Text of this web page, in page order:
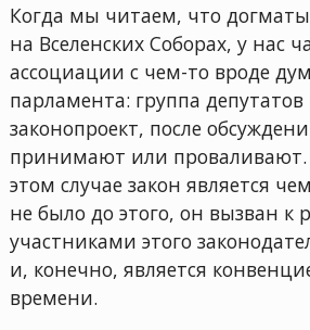
Когда мы читаем, что
на Вселенских Соборах, у нас
ассоциации с чем-то вроде
парламента: группа депутатов
законопроект, после
принимают или проваливают.
этом случае закон является
не было до этого, он вызван к
участниками этого
и, конечно, является
времени.